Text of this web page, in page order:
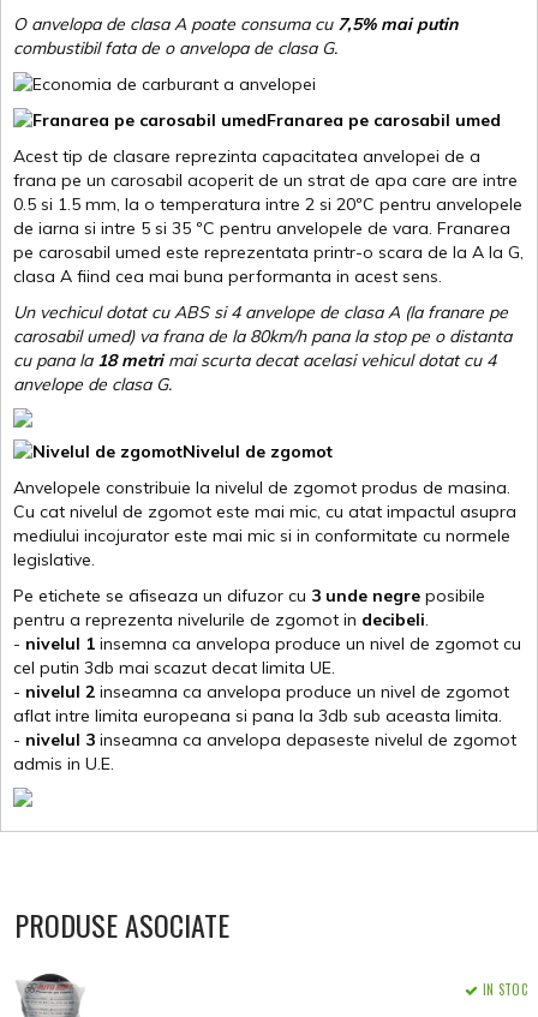
O anvelopa de clasa A poate consuma cu 7,5% mai putin
combustibil fata de o anvelopa de clasa G.
Franarea pe carosabil umed
Acest tip de clasare reprezinta capacitatea anvelopei de a
frana pe un carosabil acoperit de un strat de apa care are intre
0.5 si 1.5 mm, la o temperatura intre 2 si 20ºC pentru anvelopele
de iarna si intre 5 si 35 ºC pentru anvelopele de vara. Franarea
pe carosabil umed este reprezentata printr-o scara de la A la G,
clasa A fiind cea mai buna performanta in acest sens.
Un vechicul dotat cu ABS si 4 anvelope de clasa A (la franare pe
carosabil umed) va frana de la 80km/h pana la stop pe o distanta
cu pana la 18 metrimai scurta decat acelasi vehicul dotat cu 4
anvelope de clasa G.
Nivelul de zgomot
Anvelopele constribuie la nivelul de zgomot produs de masina.
Cu cat nivelul de zgomot este mai mic, cu atat impactul asupra
mediului incojurator este mai mic si in conformitate cu normele
legislative.
Pe etichete se afiseaza un difuzor cu 3 unde negre posibile
pentru a reprezenta nivelurile de zgomot in decibeli
- nivelul 1 insemna ca anvelopa produce un nivel de zgomot cu
cel putin 3db mai scazut decat limita UE.
- nivelul 2 inseamna ca anvelopa produce un nivel de zgomot
aflat intre limita europeana si pana la 3db sub aceasta limita.
- nivelul 3 inseamna ca anvelopa depaseste nivelul de zgomot
admis in U.E.
PRODUSE ASOCIATE
IN STOC